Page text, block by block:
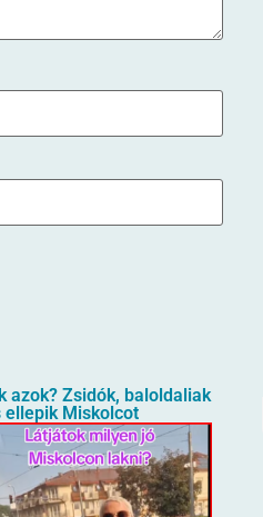
azok? Zsidók, baloldaliak
ellepik Miskolcot